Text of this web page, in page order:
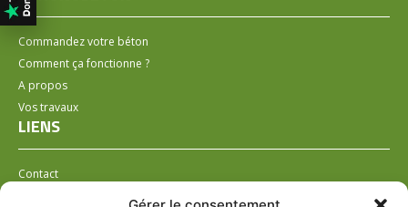
Commandez votre béton
Comment ça fonctionne ?
A propos
Vos travaux
LIENS
Contact